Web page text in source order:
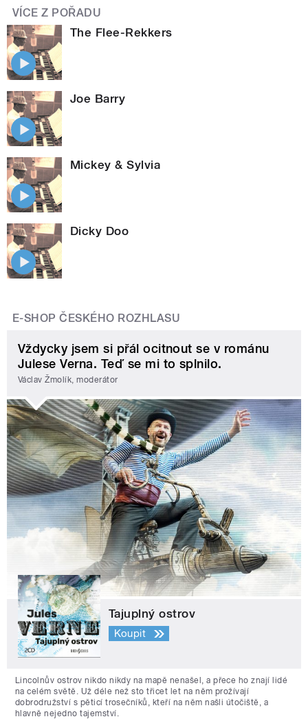
VÍCE Z POŘADU
The Flee-Rekkers
Joe Barry
Mickey & Sylvia
Dicky Doo
E-SHOP ČESKÉHO ROZHLASU
Vždycky jsem si přál ocitnout se v románu
Julese Verna. Teď se mi to splnilo.
Václav Žmolík, moderátor
Tajuplný ostrov
Koupit
Lincolnův ostrov nikdo nikdy na mapě nenašel, a přece ho znají lidé
na celém světě. Už déle než sto třicet let na něm prožívají
dobrodružství s pěticí trosečníků, kteří na něm našli útočiště, a
hlavně nejedno tajemství.